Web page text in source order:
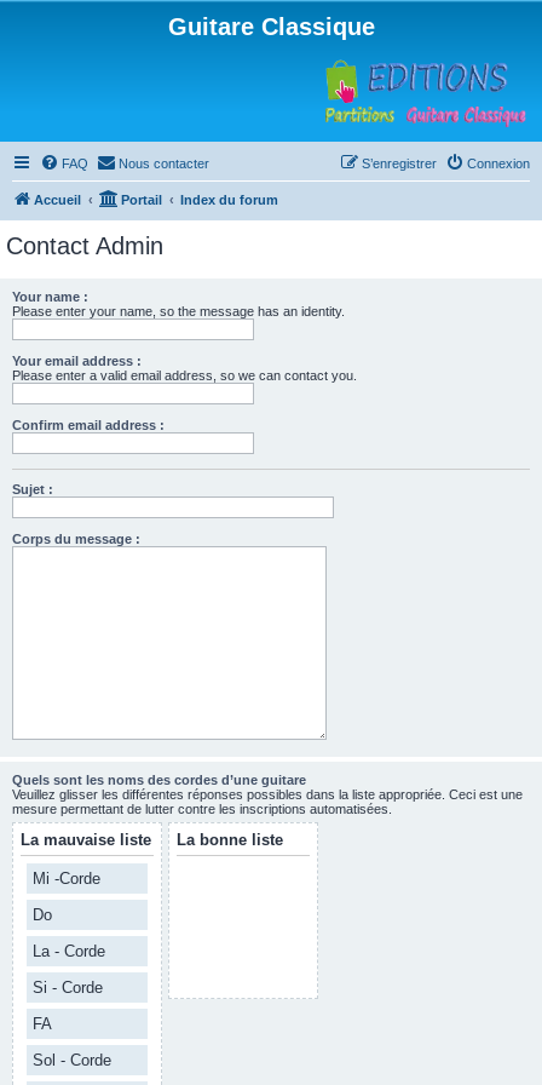
Guitare Classique
FAQ Nous contacter Connexion
S’enregistrer
Accueil Portail Index du forum
Contact Admin
Your name :
Please enter your name, so the message has an identity.
Your email address :
Please enter a valid email address, so we can contact you.
Confirm email address :
Sujet :
Corps du message :
Quels sont les noms des cordes d’une guitare
Veuillez glisser les différentes réponses possibles dans la liste appropriée. Ceci est une
mesure permettant de lutter contre les inscriptions automatisées.
La mauvaise liste
Mi -Corde
Do
La - Corde
Si - Corde
FA
Sol - Corde
La bonne liste